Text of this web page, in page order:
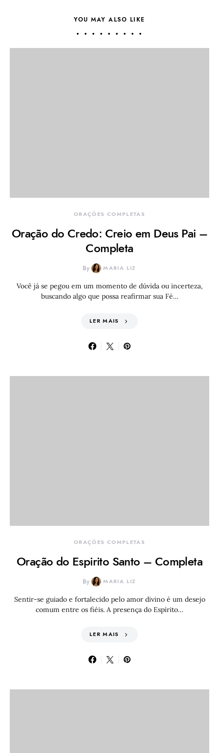
YOU MAY ALSO LIKE
ORAÇÕES COMPLETAS
Oração do Credo: Creio em Deus Pai –
Completa
By MARIA LIZ
Você já se pegou em um momento de dúvida ou incerteza,
buscando algo que possa reafirmar sua Fé…
LER MAIS
ORAÇÕES COMPLETAS
Oração do Espirito Santo – Completa
By MARIA LIZ
Sentir-se guiado e fortalecido pelo amor divino é um desejo
comum entre os fiéis. A presença do Espírito…
LER MAIS